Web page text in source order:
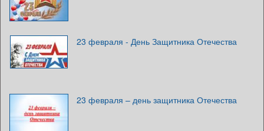
23 февраля - День Защитника Отечества
23 февраля – день защитника Отечества